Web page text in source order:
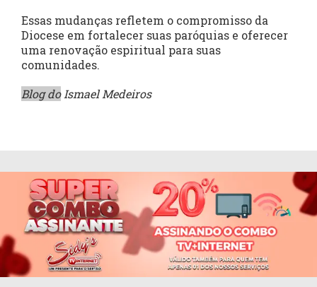
Essas mudanças refletem o compromisso da
Diocese em fortalecer suas paróquias e oferecer
uma renovação espiritual para suas
comunidades.
Blog doIsmael Medeiros